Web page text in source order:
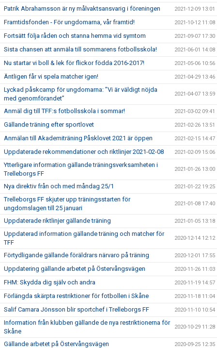
Patrik Abrahamsson är ny målvaktsansvarig i föreningen 2021-12-09 13:01
Framtidsfonden - För ungdomarna, vår framtid! 2021-10-12 11:08
Fortsätt följa råden och stanna hemma vid symtom 2021-09-07 17:30
Sista chansen att anmäla till sommarens fotbollsskola! 2021-06-01 14:08
Nu startar vi boll & lek för flickor födda 2016-2017! 2021-05-06 10:56
Äntligen får vi spela matcher igen! 2021-04-29 13:46
Lyckad påskcamp för ungdomarna: ”Vi är väldigt nöjda
med genomförandet”
2021-04-07 13:59
Anmäl dig till TFF:s fotbollsskola i sommar! 2021-03-02 09:41
Gällande träning efter sportlovet 2021-02-26 13:51
Anmälan till Akademiträning Påsklovet 2021 är öppen 2021-02-15 14:47
Uppdaterade rekommendationer och riktlinjer 2021-02-08 2021-02-09 15:06
Ytterligare information gällande träningsverksamheten i
Trelleborgs FF
2021-01-26 13:00
Nya direktiv från och med måndag 25/1 2021-01-22 19:25
Trelleborgs FF skjuter upp träningsstarten för
ungdomslagen till 25 januari
2021-01-08 17:40
Uppdaterade riktlinjer gällande träning 2021-01-05 13:18
Uppdaterad information gällande träning och matcher för
TFF
2020-12-14 12:12
Förtydligande gällande föräldrars närvaro på träning 2020-12-01 17:55
Uppdatering gällande arbetet på Östervångsvägen 2020-11-26 11:03
FHM: Skydda dig själv och andra 2020-11-19 14:57
Förlängda skärpta restriktioner för fotbollen i Skåne 2020-11-18 11:04
Salif Camara Jönsson blir sportchef i Trelleborgs FF 2020-11-10 10:54
Information från klubben gällande de nya restriktionerna för
Skåne
2020-10-29 11:28
Gällande arbetet på Östervångsvägen 2020-09-25 12:35